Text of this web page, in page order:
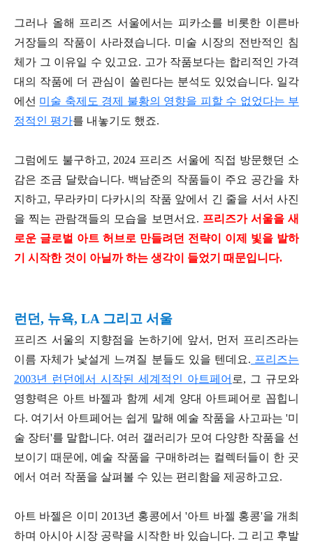
그러나 올해 프리즈 서울에서는 피카소를 비롯한 이른바
거장들의 작품이 사라졌습니다. 미술 시장의 전반적인 침
체가 그 이유일 수 있고요. 고가 작품보다는 합리적인 가격
대의 작품에 더 관심이 쏠린다는 분석도 있었습니다. 일각
에선 미술 축제도 경제 불황의 영향을 피할 수 없었다는 부
정적인 평가를 내놓기도 했죠.
그럼에도 불구하고, 2024 프리즈 서울에 직접 방문했던 소
감은 조금 달랐습니다. 백남준의 작품들이 주요 공간을 차
지하고, 무라카미 다카시의 작품 앞에서 긴 줄을 서서 사진
을 찍는 관람객들의 모습을 보면서요. 프리즈가 서울을 새
로운 글로벌 아트 허브로 만들려던 전략이 이제 빛을 발하
기 시작한 것이 아닐까 하는 생각이 들었기 때문입니다.
런던, 뉴욕, LA 그리고 서울
프리즈 서울의 지향점을 논하기에 앞서, 먼저 프리즈라는
이름 자체가 낯설게 느껴질 분들도 있을 텐데요. 프리즈는
2003년 런던에서 시작된 세계적인 아트페어 로, 그 규모와
영향력은 아트 바젤과 함께 세계 양대 아트페어로 꼽힙니
다. 여기서 아트페어는 쉽게 말해 예술 작품을 사고파는 '미
술 장터'를 말합니다. 여러 갤러리가 모여 다양한 작품을 선
보이기 때문에, 예술 작품을 구매하려는 컬렉터들이 한 곳
에서 여러 작품을 살펴볼 수 있는 편리함을 제공하고요.
아트 바젤은 이미 2013년 홍콩에서 '아트 바젤 홍콩'을 개최
하며 아시아 시장 공략을 시작한 바 있습니다. 그 리고 후발